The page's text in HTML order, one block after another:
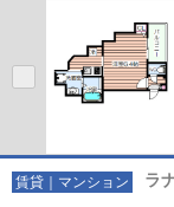
賃貸｜マンション ラ